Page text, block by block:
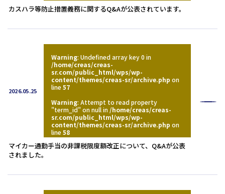
カスハラ等防止措置義務に関するQ&Aが公表されています。
2026.05.25
Warning: Undefined array key 0 in
/home/creas/creas-
sr.com/public_html/wps/wp-
content/themes/creas-sr/archive.php on
line57
Warning: Attempt to read property
"term_id" on null in /home/creas/creas-
sr.com/public_html/wps/wp-
content/themes/creas-sr/archive.php on
line58
マイカー通勤手当の非課税限度額改正について、Q&Aが公表
されました。